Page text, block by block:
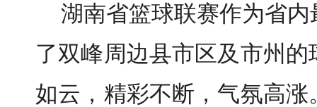
湖南省篮球联赛作为省
了双峰周边县市区及市州
如云，精彩不断，气氛高